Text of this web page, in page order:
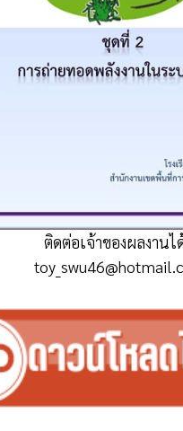
ติดต่อเจ้าของผลงานไ